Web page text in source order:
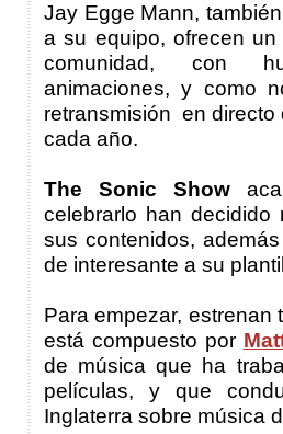
Jay Egge Mann,
a su equipo, ofrecen
comunidad, con
animaciones, y como
retransmisión en
cada año.
The Sonic Show
celebrarlo han
sus contenidos,
de interesante a su
Para empezar, estrenan
está compuesto por
de música que ha
películas, y que
Inglaterra sobre música